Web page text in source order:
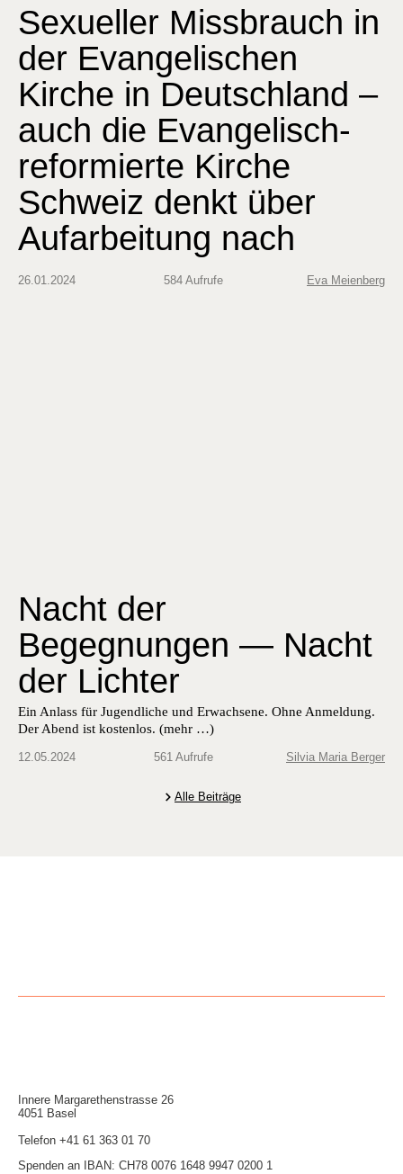
Sexueller Missbrauch in
der Evangelischen
Kirche in Deutschland –
auch die Evangelisch-
reformierte Kirche
Schweiz denkt über
Aufarbeitung nach
26.01.2024 584 Aufrufe Eva Meienberg
Nacht der
Begegnungen — Nacht
der Lichter
Ein Anlass für Jugendliche und Erwach­sene. Ohne Anmel­dung.
Der Abend ist kosten­los. (mehr …)
12.05.2024 561 Aufrufe Silvia Maria Berger
Alle Beiträge
Innere Mar­garethen­strasse 26
4051 Basel
Telefon +41 61 363 01 70
Spenden an IBAN: CH78 0076 1648 9947 0200 1